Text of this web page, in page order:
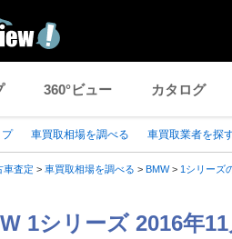
360°ビュー カタログ
車買取相場を調べる 車買取業者を探
車査定 > 車買取相場を調べる > BMW > 1シリーズ
1シリーズ 2016年